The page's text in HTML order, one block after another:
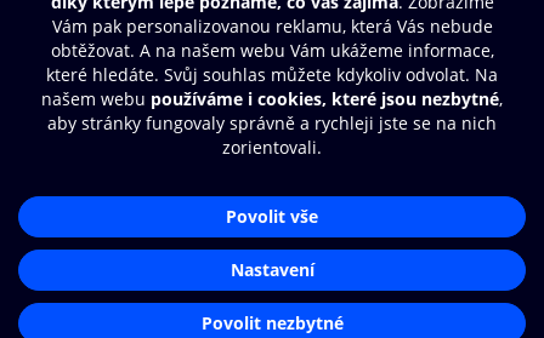
Další zábava
© O2 Czech Republic a.s.
Přístupnost
Zásady zpracování osobních údajů
Nastavení cookies
Aplikace O2 Knihovna
Čti a poslouchej své e-knihy a
audioknihy rychleji a pohodlněji.